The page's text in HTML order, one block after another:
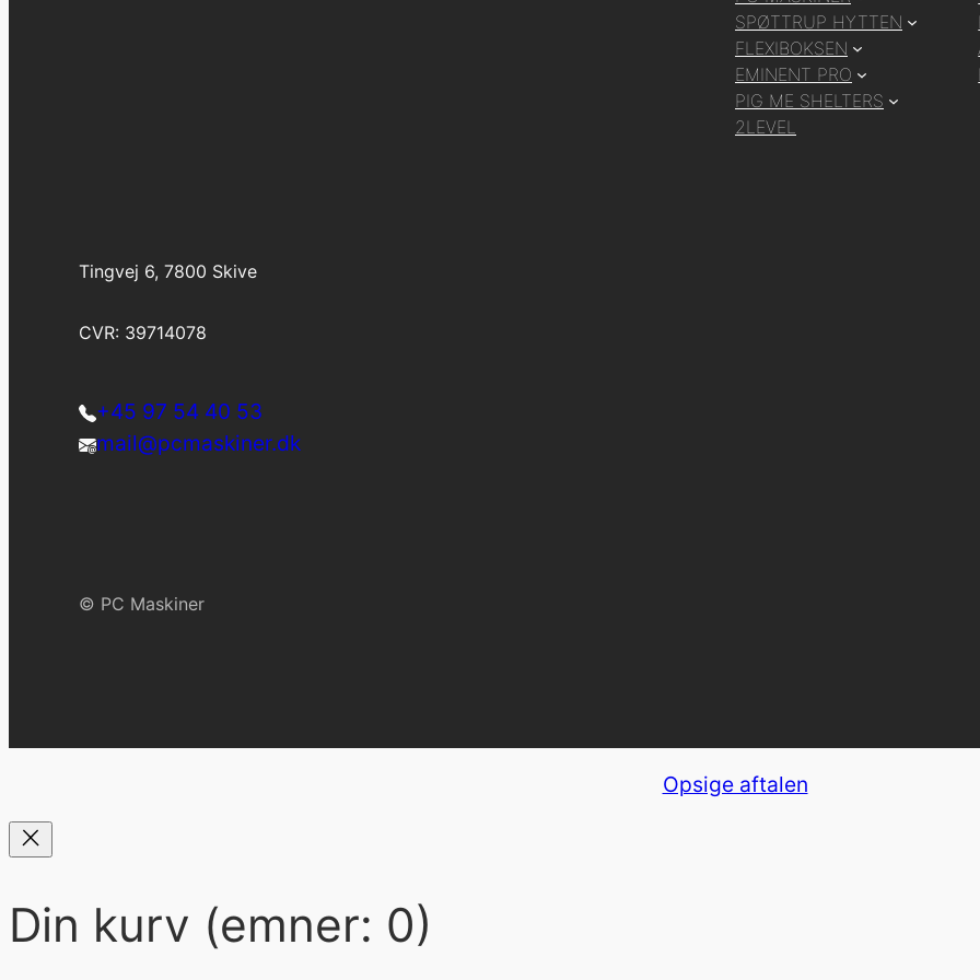
Tingvej 6, 7800 Skive
CVR: 39714078
+45 97 54 40 53
mail@pcmaskiner.dk
SPØTTRUP HYTTEN
FLEXIBOKSEN
EMINENT PRO
PIG ME SHELTERS
2LEVEL
© PC Maskiner
Opsige aftalen
Din kurv (emner: 0)